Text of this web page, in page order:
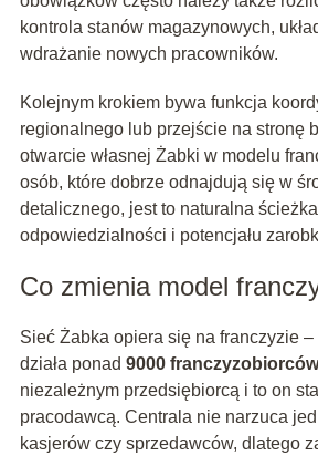
kontrola stanów magazynowych,
wdrażanie nowych pracowników.
Kolejnym krokiem bywa funkcja
regionalnego lub przejście na stronę
otwarcie własnej Żabki w modelu
osób, które dobrze odnajdują się w
detalicznego, jest to naturalna
odpowiedzialności i potencjału
Co zmienia model
Sieć Żabka opiera się na franczyzie
działa ponad 9000 franczyzobiorców
niezależnym przedsiębiorcą i to on
pracodawcą. Centrala nie narzuca
kasjerów czy sprzedawców, dlatego